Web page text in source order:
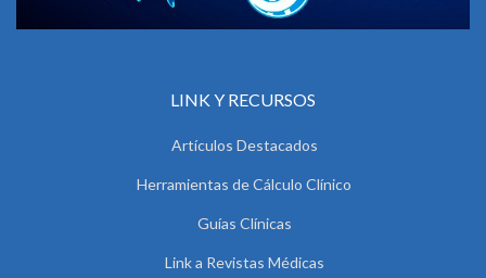
LINK Y RECURSOS
Artículos Destacados
Herramientas de Cálculo Clínico
Guías Clínicas
Link a Revistas Médicas